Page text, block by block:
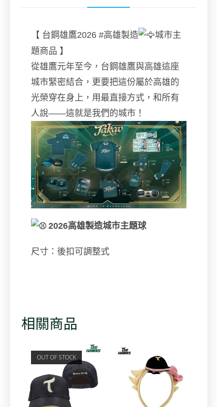
【 台鋼雄鷹2026 #高雄製造
城市主
題商品 】
從雄鷹元年至今，台鋼雄鷹與高雄這座
城市緊密結合，更要把這份屬於高雄的
光榮穿在身上，用最直接方式，和所有
人說——這就是我們的城市！
2026高雄製造城市主題球
尺寸：後扣可調整式
相關商品
OUT OF STOCK